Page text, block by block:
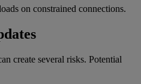
on constrained connections.
create several risks. Potential